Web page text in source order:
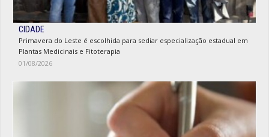
CIDADE
Primavera do Leste é escolhida para sediar especialização estadual em
Plantas Medicinais e Fitoterapia
01/08/2026